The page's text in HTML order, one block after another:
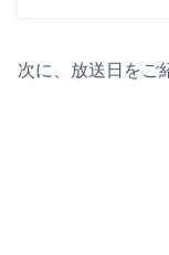
次に、放送日をご